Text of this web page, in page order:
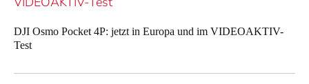
DJI Osmo Pocket 4P: jetzt in Europa und im VIDEOAKTIV-
Test